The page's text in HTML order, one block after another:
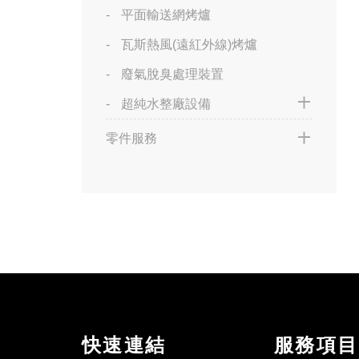
平面輸送網烤爐
瓦斯熱風(遠紅外線)烤爐
廢氣脫臭處理裝置
超純水整廠設備
零件服務
快速連結 服務項目